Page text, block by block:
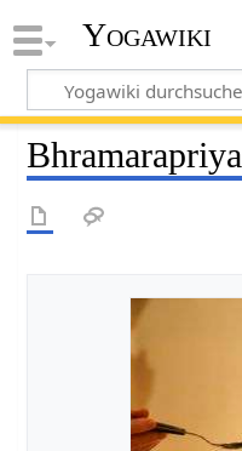
Yogawiki
Bhramarapriya